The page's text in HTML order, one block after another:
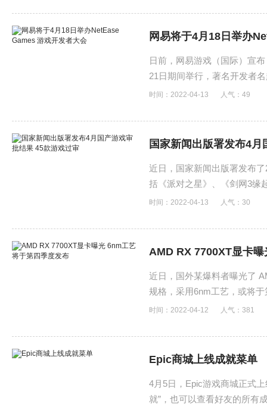
网易将于4月18日举办
日前，网易游戏（国际）宣
21日期间举行，著名开发者
下。
时间：2022-04-13 人气： 49
国家新闻出版署发布4
近日，国家新闻出版署发布
括《派对之星》、《剑网3缘
时间：2022-04-13 人气： 30
AMD RX 7700XT显卡
近日，国外某爆料者曝光了
规格，采用6nm工艺，或将
时间：2022-04-12 人气： 381
Epic商城上线成就菜单
4月5日，Epic游戏商城正式
就”，也可以查看好友的所有